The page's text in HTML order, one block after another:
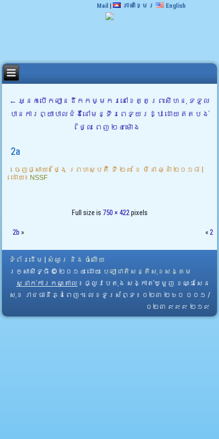
Mail | ភាសាខ្មែរ English
← អ្នកបើកឡានដឹកកម្មករនៅខេត្តព្រះសីហនុ ទទួល
បានការព្យាបាលជំងឺនៅមន្ទីរពេទ្យរដ្ឋ ដោយឥតបង់
ថ្លៃ ពេញ ២៤ម៉ោង
2a
ចេញផ្សាយ៖ ថ្ងៃ ព្រហស្បតិ៍ ទី ២៩ ខែ មីនា ឆ្នាំ ២០១៨
ដោយ៖ NSSF
Full size is 750 × 422pixels
2b » «2
ទំព័រដើម
សំណួរ និង ចំលើយ
រក្សាសិទ្ធិ © ២០១៤ ដោយ​ បេឡាជាតិសន្តិសុខសង្គម
ស្នាក់ការកណ្តាល ៖ ផ្លូវបេតុង សង្កាត់ឃ្មួញ ខណ្ឌសែន
សុខ រាជធានីភ្នំពេញ។ លេខទូរស័ព្ទ ៖ ០២៣ ២៦០ ០០១ /
០២៣ ៩៩៩ ២១៩